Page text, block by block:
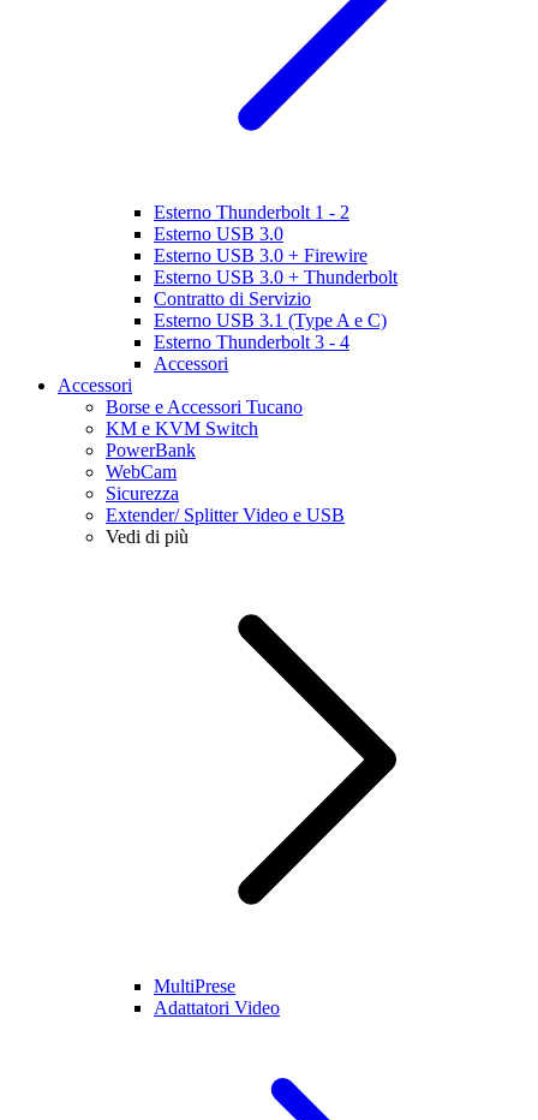
Esterno Thunderbolt 1 - 2
Esterno USB 3.0
Esterno USB 3.0 + Firewire
Esterno USB 3.0 + Thunderbolt
Contratto di Servizio
Esterno USB 3.1 (Type A e C)
Esterno Thunderbolt 3 - 4
Accessori
Accessori
Borse e Accessori Tucano
KM e KVM Switch
PowerBank
WebCam
Sicurezza
Extender/ Splitter Video e USB
Vedi di più
MultiPrese
Adattatori Video